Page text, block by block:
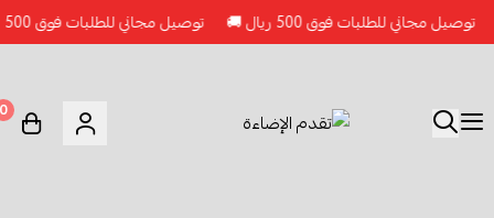
مجاني للطلبات فوق 500 ريال 🚚 توصيل مجاني للطلبات فوق 500 ريال 🚚
0